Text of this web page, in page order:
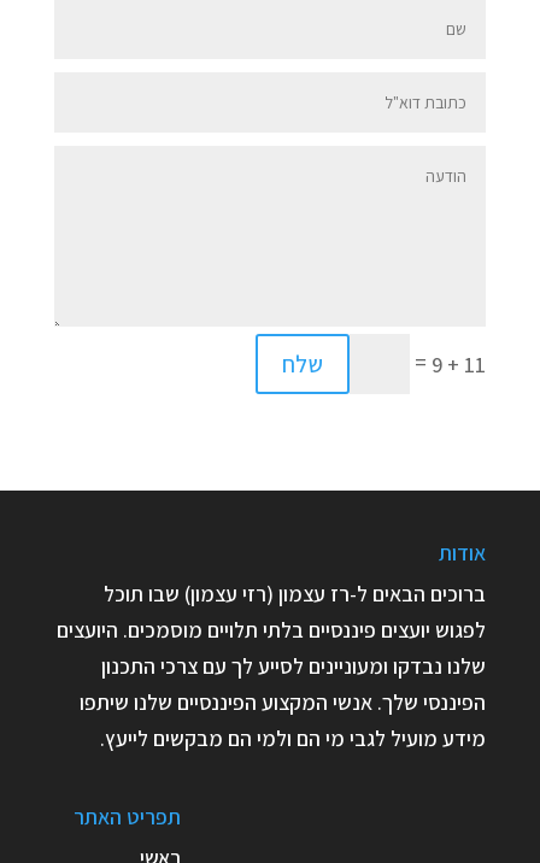
11 + 9
= שלח
אודות
ברוכים הבאים ל-רז עצמון (רזי עצמון) שבו תוכל
לפגוש יועצים פיננסיים בלתי תלויים מוסמכים. היועצים
שלנו נבדקו ומעוניינים לסייע לך עם צרכי התכנון
הפיננסי שלך. אנשי המקצוע הפיננסיים שלנו שיתפו
מידע מועיל לגבי מי הם ולמי הם מבקשים לייעץ.
תפריט האתר